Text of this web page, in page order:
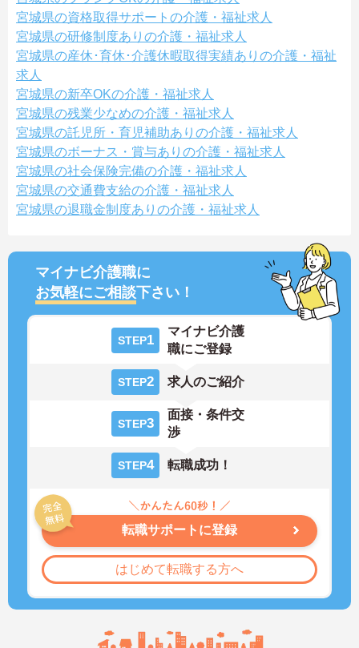
宮城県の資格取得サポートの介護・福祉求人
宮城県の研修制度ありの介護・福祉求人
宮城県の産休･育休･介護休暇取得実績ありの介護・福祉
求人
宮城県の新卒OKの介護・福祉求人
宮城県の残業少なめの介護・福祉求人
宮城県の託児所・育児補助ありの介護・福祉求人
宮城県のボーナス・賞与ありの介護・福祉求人
宮城県の社会保険完備の介護・福祉求人
宮城県の交通費支給の介護・福祉求人
宮城県の退職金制度ありの介護・福祉求人
マイナビ介護職に
お気軽にご相談下さい！
STEP1
マイナビ介護
職にご登録
STEP2 求人のご紹介
STEP3
面接・条件交
渉
STEP4 転職成功！
転職サポートに登録
はじめて転職する方へ